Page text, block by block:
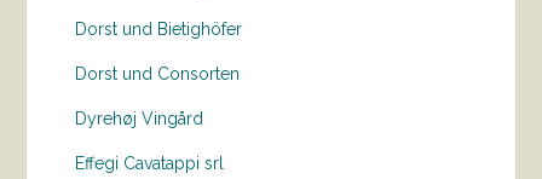
Dorst und Bietighöfer
Dorst und Consorten
Dyrehøj Vingård
Effegi Cavatappi srl